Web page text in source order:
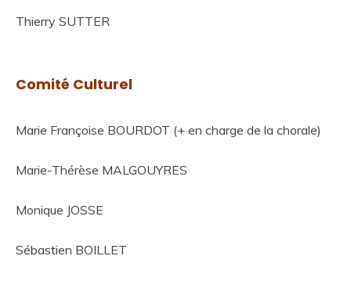
Thierry SUTTER
Comité Culturel
Marie Françoise BOURDOT (+ en charge de la chorale)
Marie-Thérèse MALGOUYRES
Monique JOSSE
Sébastien BOILLET